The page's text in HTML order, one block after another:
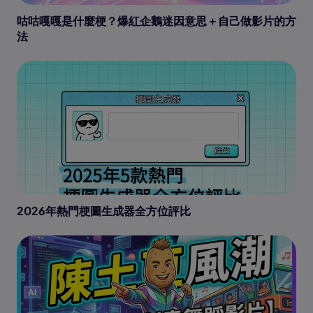
咕咕嘎嘎是什麼梗？爆紅企鵝迷因意思＋自己做影片的方
法
2026年熱門梗圖生成器全方位評比